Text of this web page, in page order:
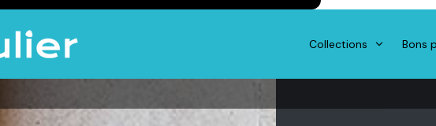
Collections Bons